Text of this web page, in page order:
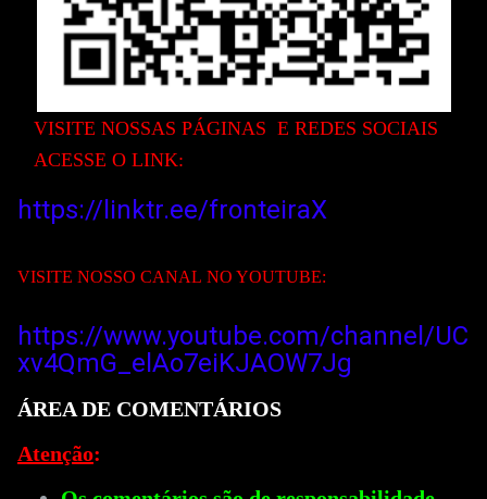
VISITE NOSSAS PÁGINAS E REDES SOCIAIS
ACESSE O LINK:
https://linktr.ee/fronteiraX
VISITE NOSSO CANAL NO YOUTUBE:
https://www.youtube.com/channel/UC
xv4QmG_elAo7eiKJAOW7Jg
ÁREA DE COMENTÁRIOS
Atenção: